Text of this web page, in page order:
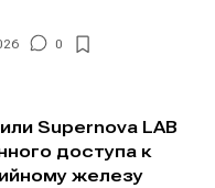
0
Supernova LAB
доступа к
железу